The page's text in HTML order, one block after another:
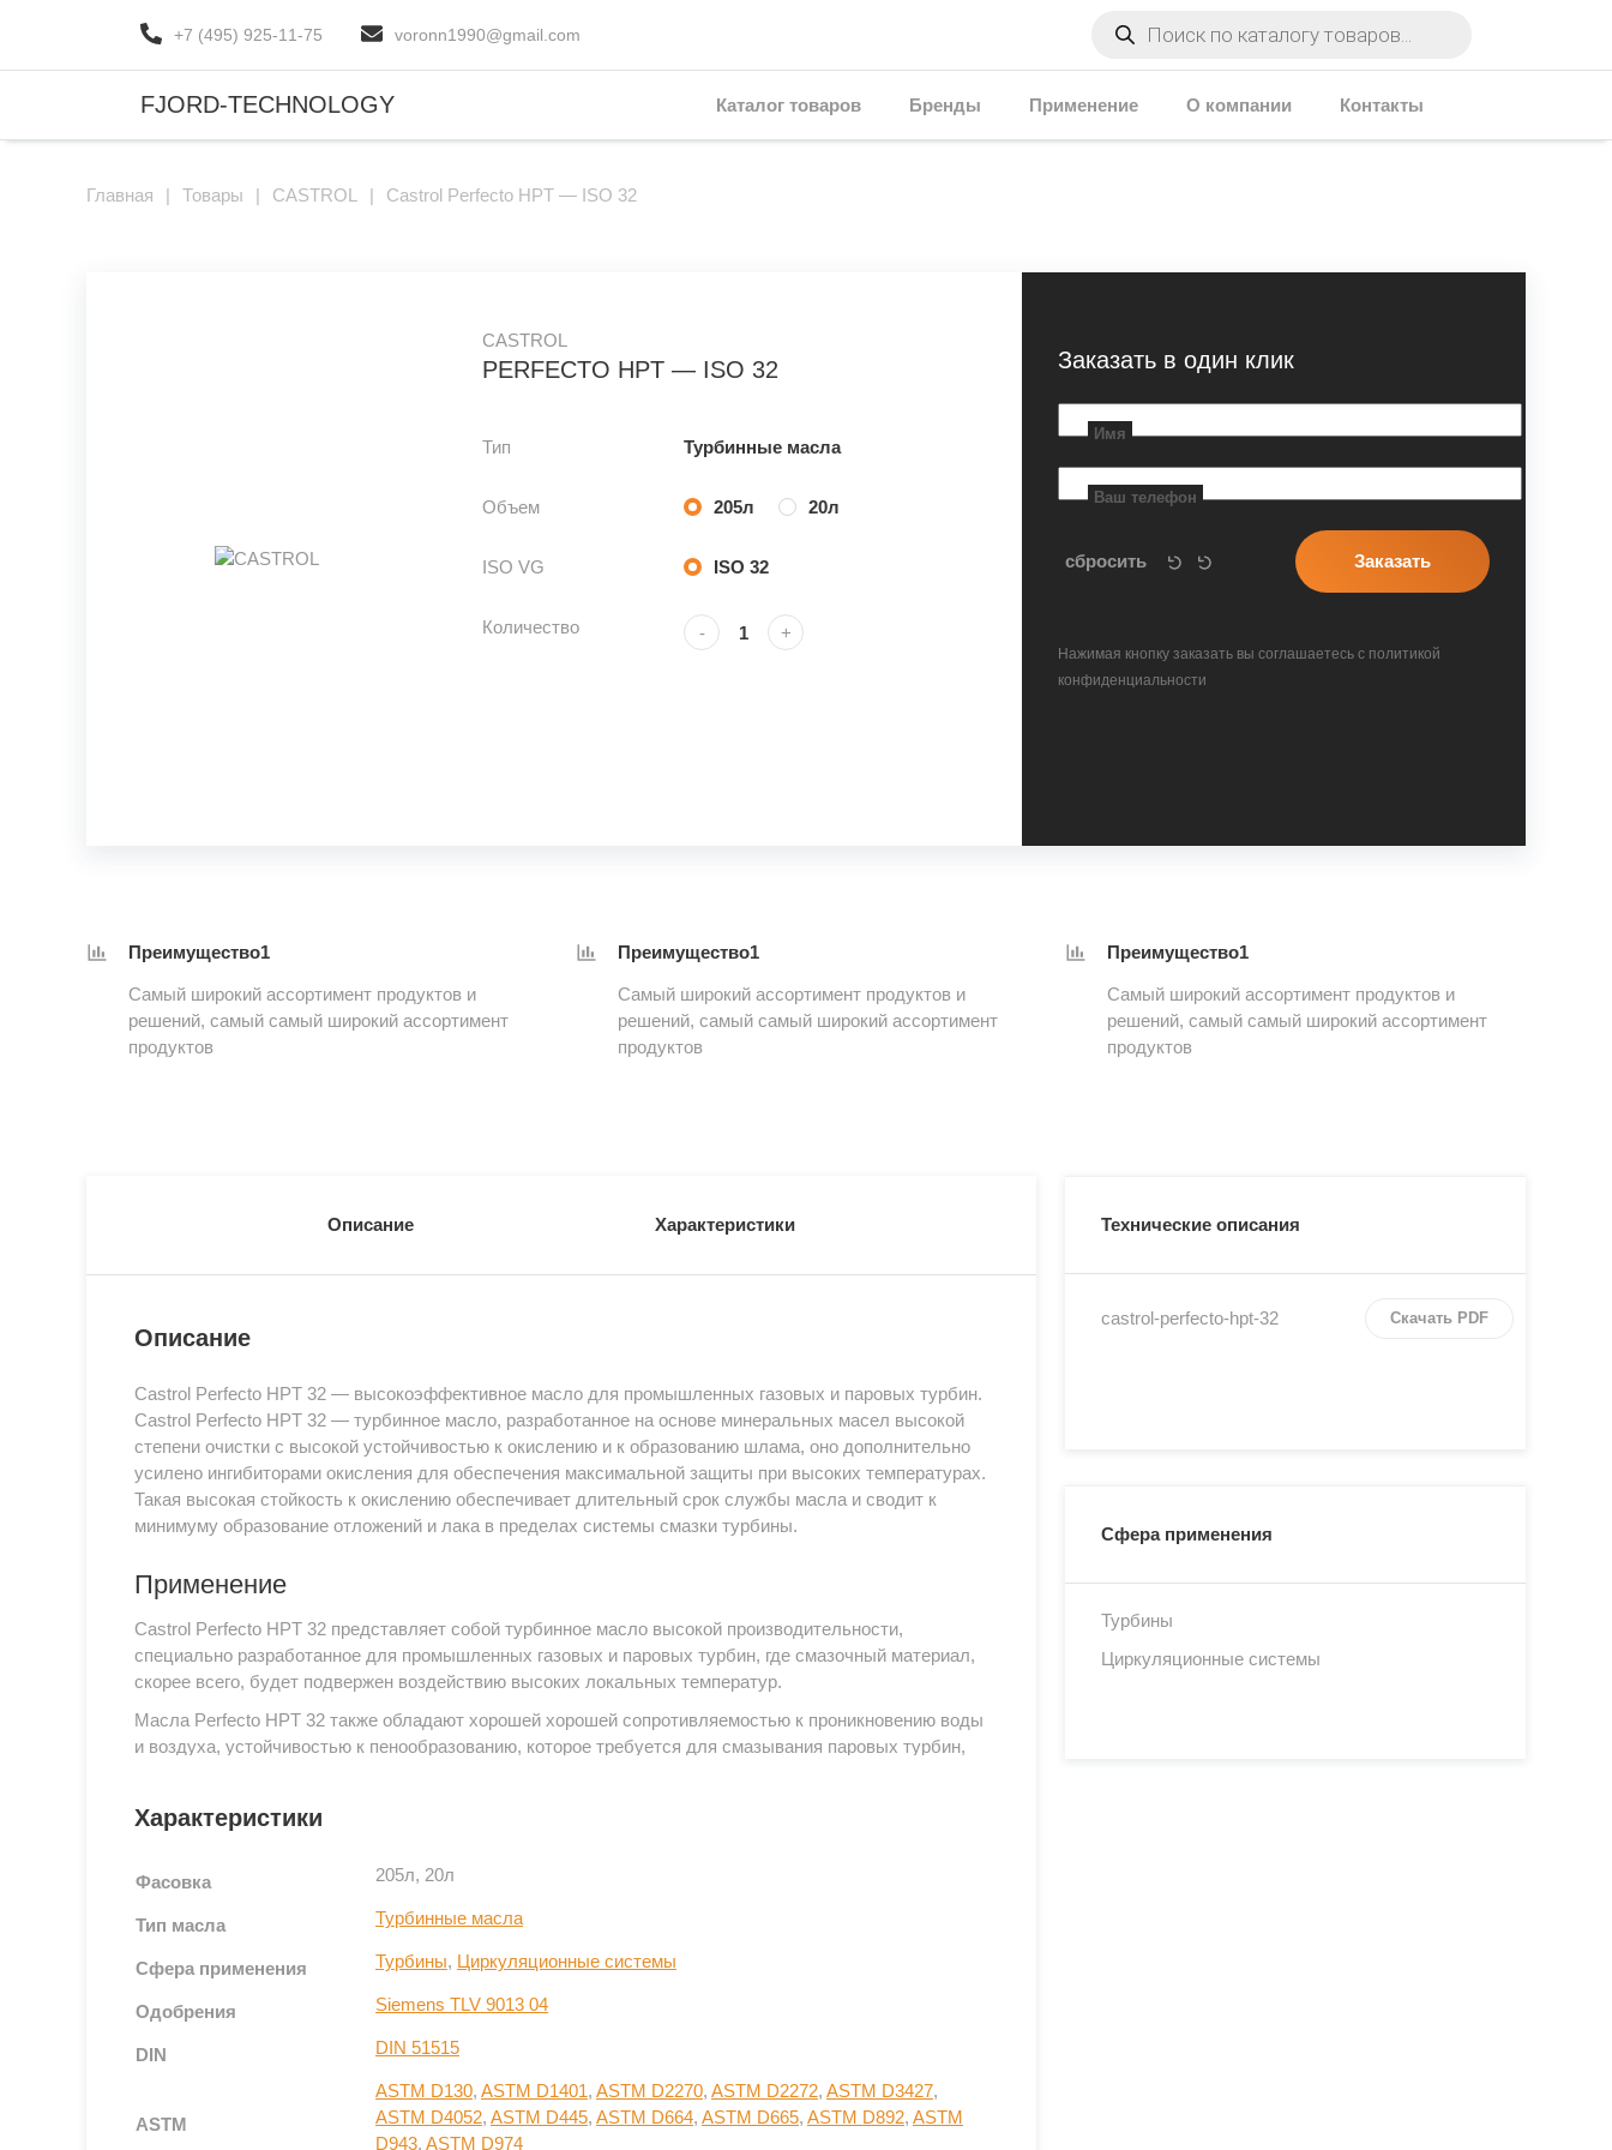
+7 (495) 925-11-75 voronn1990@gmail.com
товаров
FJORD-TECHNOLOGY Каталог товаров Бренды Применение О компании Контакты
Главная | Товары | CASTROL | Castrol Perfecto HPT — ISO 32
CASTROL
PERFECTO HPT — ISO 32
Тип Турбинные масла
Объем 205л 20л
ISO VG ISO 32
Количество - +
Заказать в один клик
Имя
Ваш телефон
Нажимая кнопку заказать вы соглашаетесь с политикой
конфиденциальности
Преимущество1
Самый широкий ассортимент продуктов и
решений, самый самый широкий ассортимент
продуктов
Преимущество1
Самый широкий ассортимент продуктов и
решений, самый самый широкий ассортимент
продуктов
Преимущество1
Самый широкий ассортимент продуктов и
решений, самый самый широкий ассортимент
продуктов
Описание Характеристики
Описание
Castrol Perfecto HPT 32 — высокоэффективное масло для промышленных газовых и паровых турбин.
Castrol Perfecto HPT 32 — турбинное масло, разработанное на основе минеральных масел высокой
степени очистки с высокой устойчивостью к окислению и к образованию шлама, оно дополнительно
усилено ингибиторами окисления для обеспечения максимальной защиты при высоких температурах.
Такая высокая стойкость к окислению обеспечивает длительный срок службы масла и сводит к
минимуму образование отложений и лака в пределах системы смазки турбины.
Применение
Castrol Perfecto HPT 32 представляет собой турбинное масло высокой производительности,
специально разработанное для промышленных газовых и паровых турбин, где смазочный материал,
скорее всего, будет подвержен воздействию высоких локальных температур.
Масла Perfecto HPT 32 также обладают хорошей хорошей сопротивляемостью к проникновению воды
и воздуха, устойчивостью к пенообразованию, которое требуется для смазывания паровых турбин,
Castrol Perfecto HPT 46 представляет собой турбинное масло высокой производительности,
специально разработанное для промышленных газовых и паровых турбин, где смазочный материал,
скорее всего, будет подвержен воздействию высоких локальных температур.
Масла Perfecto HPT 46 также обладают хорошей хорошей сопротивляемостью к проникновению воды
и воздуха, устойчивостью к пенообразованию, которое требуется для смазывания паровых турбин,
что делает его предпочтительным выбором для комбинированных систем, где паровые и газовые
турбины имеют общую систему смазки.
Преимущества
Отличная термическая стабильность приводит к длительному сроку службы масла.
Характеристики
Фасовка 205л, 20л
Тип масла Турбинные масла
Сфера применения Турбины, Циркуляционные системы
Одобрения Siemens TLV 9013 04
DIN DIN 51515
ASTM
ASTM D130, ASTM D1401, ASTM D2270, ASTM D2272, ASTM D3427,
ASTM D4052, ASTM D445, ASTM D664, ASTM D665, ASTM D892, ASTM
D943, ASTM D974
Технические описания
castrol-perfecto-hpt-32 Скачать PDF
Сфера применения
Турбины
Циркуляционные системы